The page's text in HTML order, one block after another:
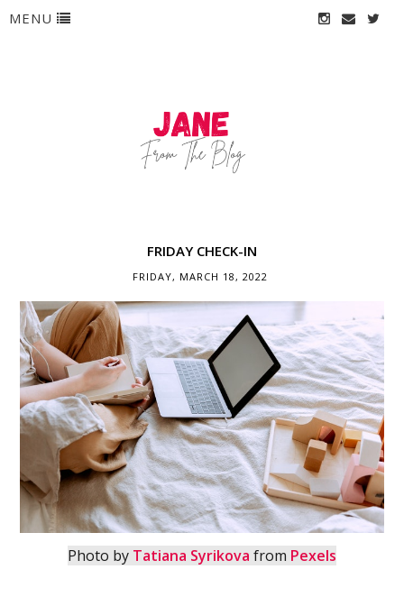
MENU
FRIDAY CHECK-IN
FRIDAY, MARCH 18, 2022
Photo by Tatiana Syrikova from Pexels